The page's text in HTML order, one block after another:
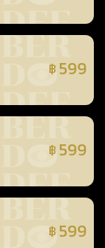
฿ 599
฿ 599
฿ 599